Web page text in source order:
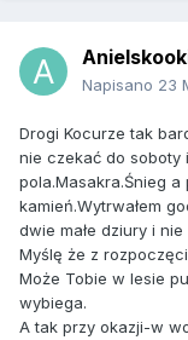
Napisano 23
Drogi Kocurze tak
nie czekać do soboty
pola.Masakra.Śnieg
kamień.Wytrwałem
dwie małe dziury i
Myślę że z
Może Tobie w lesie
wybiega.
A tak przy okazji-w